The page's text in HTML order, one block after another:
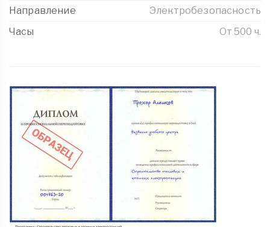
Направление
Электробезопасность
Часы
От 500 ч.